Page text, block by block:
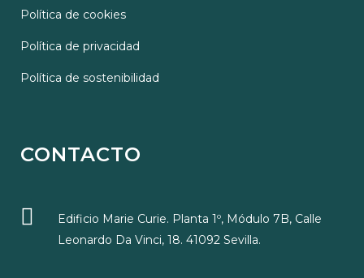
Política de cookies
Política de privacidad
Política de sostenibilidad
CONTACTO
Edificio Marie Curie. Planta 1º, Módulo 7B, Calle
Leonardo Da Vinci, 18. 41092 Sevilla.